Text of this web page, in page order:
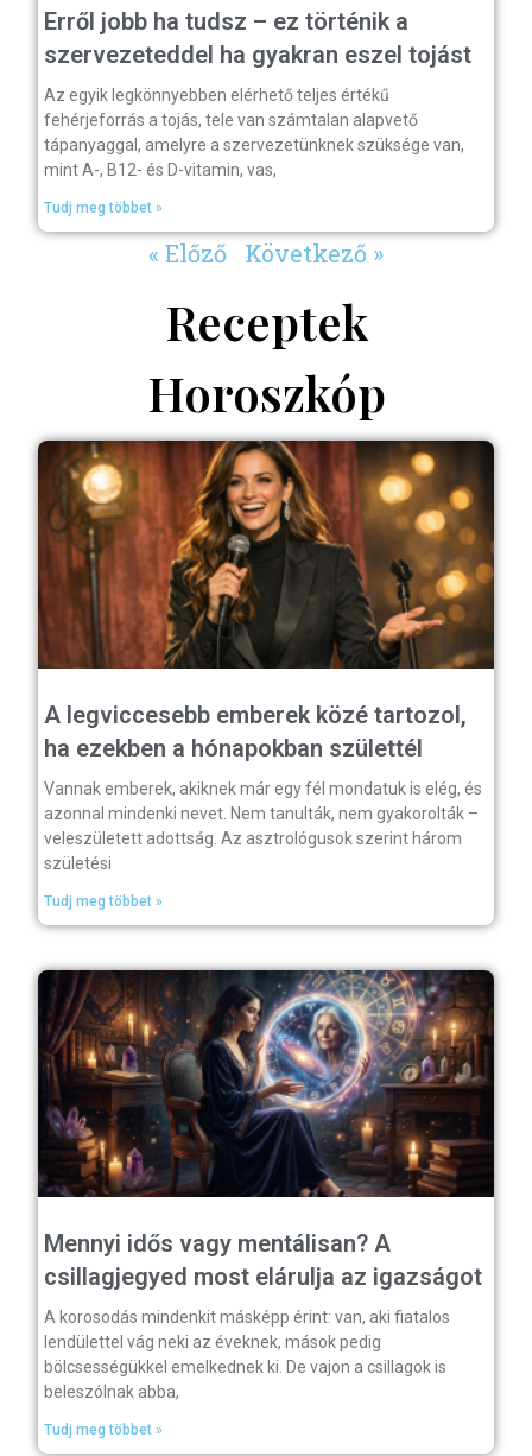
Erről jobb ha tudsz – ez történik a
szervezeteddel ha gyakran eszel tojást
Az egyik legkönnyebben elérhető teljes értékű
fehérjeforrás a tojás, tele van számtalan alapvető
tápanyaggal, amelyre a szervezetünknek szüksége van,
mint A-, B12- és D-vitamin, vas,
Tudj meg többet »
« Előző Következő »
Receptek
Horoszkóp
A legviccesebb emberek közé tartozol,
ha ezekben a hónapokban születtél
Vannak emberek, akiknek már egy fél mondatuk is elég, és
azonnal mindenki nevet. Nem tanulták, nem gyakorolták –
veleszületett adottság. Az asztrológusok szerint három
születési
Tudj meg többet »
Mennyi idős vagy mentálisan? A
csillagjegyed most elárulja az igazságot
A korosodás mindenkit másképp érint: van, aki fiatalos
lendülettel vág neki az éveknek, mások pedig
bölcsességükkel emelkednek ki. De vajon a csillagok is
beleszólnak abba,
Tudj meg többet »